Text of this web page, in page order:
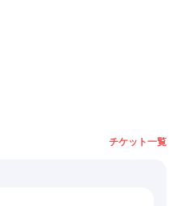
チケット一覧